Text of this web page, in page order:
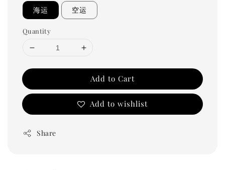
海运 空运
Quantity
Add to Cart
Add to wishlist
Share